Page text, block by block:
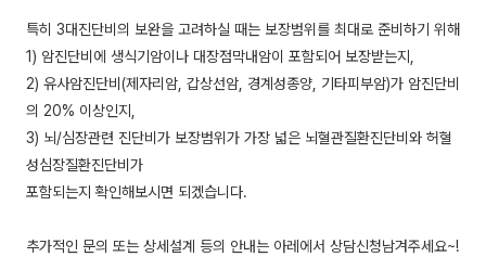
특히 3대진단비의 보완을 고려하실 때는 보장범위를 최대로 준비하기 위해
1) 암진단비에 생식기암이나 대장점막내암이 포함되어 보장받는지,
2) 유사암진단비(제자리암, 갑상선암, 경계성종양, 기타피부암)가 암진단비
의 20% 이상인지,
3) 뇌/심장관련 진단비가 보장범위가 가장 넓은 뇌혈관질환진단비와 허혈
성심장질환진단비가
포함되는지 확인해보시면 되겠습니다.